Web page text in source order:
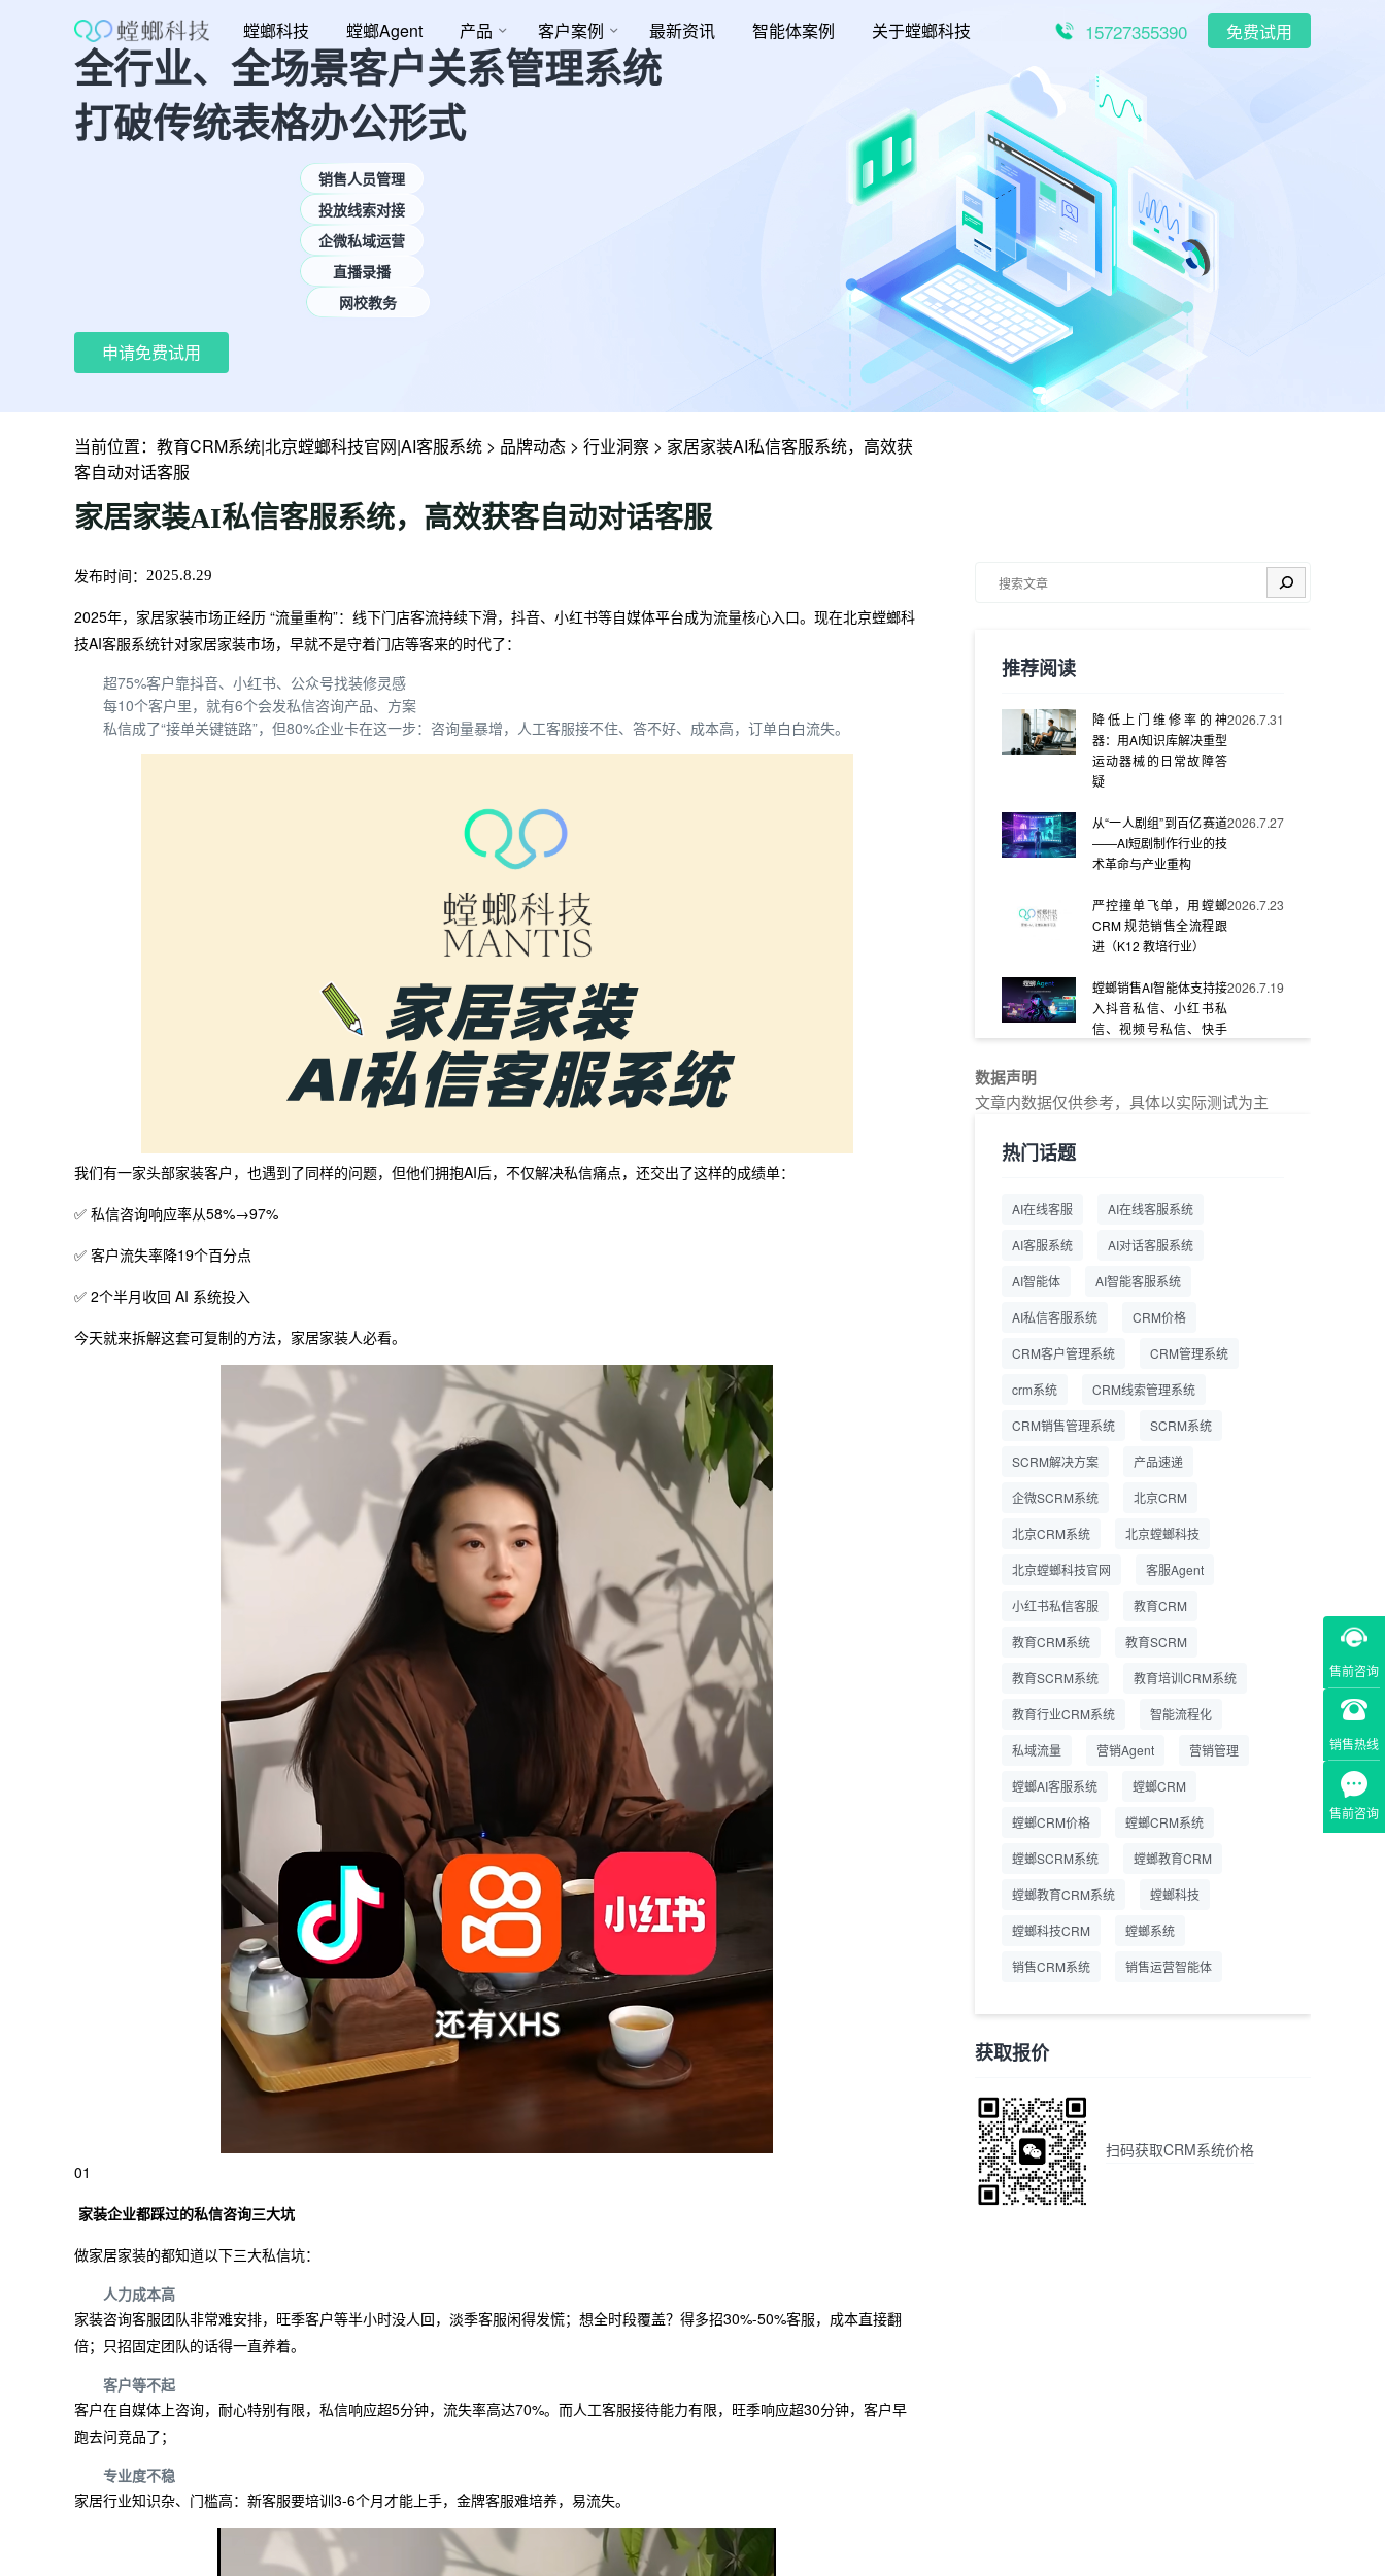
螳螂科技 螳螂Agent 产品 客户案例 最新资讯 智能体案例 关于螳螂科技 15727355390 免费试用
全行业、全场景客户关系管理系统
打破传统表格办公形式
销售人员管理
投放线索对接
企微私域运营
直播录播
网校教务
申请免费试用
售前咨询
销售热线
售前咨询
当前位置： 教育CRM系统|北京螳螂科技官网|AI客服系统 > 品牌动态 > 行业洞察 > 家居家装AI私信客服系统，高效获
客自动对话客服
家居家装AI私信客服系统，高效获客自动对话客服
发布时间： 2025.8.29
2025年，家居家装市场正经历 “流量重构”：线下门店客流持续下滑，抖音、小红书等自媒体平台成为流量核心入口。现在北京螳螂科
技AI客服系统针对家居家装市场，早就不是守着门店等客来的时代了：
超75%客户靠抖音、小红书、公众号找装修灵感
每10个客户里，就有6个会发私信咨询产品、方案
私信成了“接单关键链路”，但80%企业卡在这一步：咨询量暴增，人工客服接不住、答不好、成本高，订单白白流失。
我们有一家头部家装客户，也遇到了同样的问题，但他们拥抱AI后，不仅解决私信痛点，还交出了这样的成绩单：
✅ 私信咨询响应率从58%→97%
✅ 客户流失率降19个百分点
✅ 2个半月收回 AI 系统投入
今天就来拆解这套可复制的方法，家居家装人必看。
01
家装企业都踩过的私信咨询三大坑
做家居家装的都知道以下三大私信坑：
人力成本高
家装咨询客服团队非常难安排，旺季客户等半小时没人回，淡季客服闲得发慌；想全时段覆盖？得多招30%-50%客服，成本直接翻
倍；只招固定团队的话得一直养着。
客户等不起
客户在自媒体上咨询，耐心特别有限，私信响应超5分钟，流失率高达70%。而人工客服接待能力有限，旺季响应超30分钟，客户早
跑去问竞品了；
专业度不稳
家居行业知识杂、门槛高：新客服要培训3-6个月才能上手，金牌客服难培养，易流失。
搜索
推荐阅读
降低上门维修率的神
器：用AI知识库解决重型
运动器械的日常故障答
疑
2026.7.31
从“一人剧组”到百亿赛道
——AI短剧制作行业的技
术革命与产业重构
2026.7.27
严控撞单飞单，用螳螂
CRM 规范销售全流程跟
进（K12 教培行业）
2026.7.23
螳螂销售AI智能体支持接
入抖音私信、小红书私
信、视频号私信、快手
2026.7.19
螳螂系统专为K12/职业
交：螳螂科技销售AI智能
一站式SCRM系统企微
全流程
商用SCRM系统企微工
营成本
2026.7.14
企业微信 私域用户精细
螳螂教育CRM助力教培
机构精细化运营
数据声明
文章内数据仅供参考，具体以实际测试为主
热门话题
AI在线客服 AI在线客服系统
AI客服系统 AI对话客服系统
AI智能体 AI智能客服系统
AI私信客服系统 CRM价格
CRM客户管理系统 CRM管理系统
crm系统 CRM线索管理系统
CRM销售管理系统 SCRM系统
SCRM解决方案 产品速递
企微SCRM系统 北京CRM
北京CRM系统 北京螳螂科技
北京螳螂科技官网 客服Agent
小红书私信客服 教育CRM
教育CRM系统 教育SCRM
教育SCRM系统 教育培训CRM系统
教育行业CRM系统 智能流程化
私域流量 营销Agent 营销管理
螳螂AI客服系统 螳螂CRM
螳螂CRM价格 螳螂CRM系统
螳螂SCRM系统 螳螂教育CRM
螳螂教育CRM系统 螳螂科技
螳螂科技CRM 螳螂系统
销售CRM系统 销售运营智能体
获取报价
扫码获取CRM系统价格